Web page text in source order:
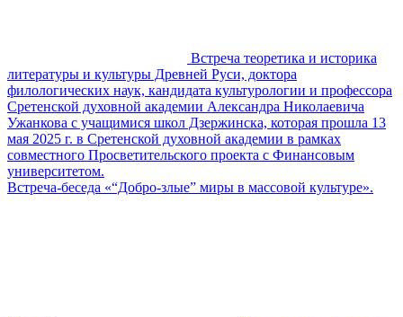
Встреча теоретика и историка
литературы и культуры Древней Руси, доктора
филологических наук, кандидата культурологии и профессора
Сретенской духовной академии Александра Николаевича
Ужанкова с учащимися школ Дзержинска, которая прошла 13
мая 2025 г. в Сретенской духовной академии в рамках
совместного Просветительского проекта с Финансовым
университетом.
Встреча-беседа «“Добро-злые” миры в массовой культуре».